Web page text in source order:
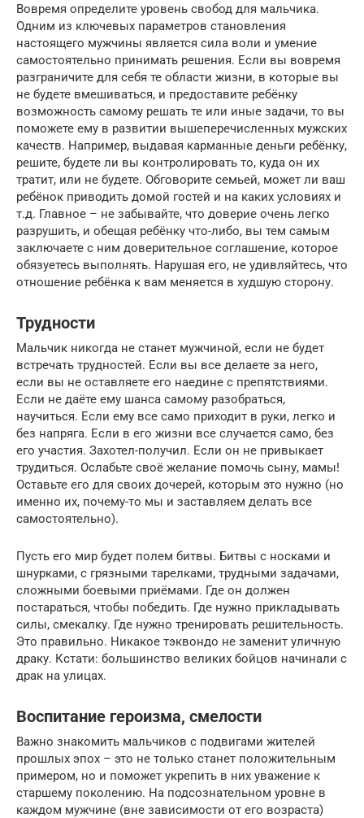
Вовремя определите уровень свобод для мальчика.
Одним из ключевых параметров становления
настоящего мужчины является сила воли и умение
самостоятельно принимать решения. Если вы вовремя
разграничите для себя те области жизни, в которые вы
не будете вмешиваться, и предоставите ребёнку
возможность самому решать те или иные задачи, то вы
поможете ему в развитии вышеперечисленных мужских
качеств. Например, выдавая карманные деньги ребёнку,
решите, будете ли вы контролировать то, куда он их
тратит, или не будете. Обговорите семьей, может ли ваш
ребёнок приводить домой гостей и на каких условиях и
т.д. Главное – не забывайте, что доверие очень легко
разрушить, и обещая ребёнку что-либо, вы тем самым
заключаете с ним доверительное соглашение, которое
обязуетесь выполнять. Нарушая его, не удивляйтесь, что
отношение ребёнка к вам меняется в худшую сторону.
Трудности
Мальчик никогда не станет мужчиной, если не будет
встречать трудностей. Если вы все делаете за него,
если вы не оставляете его наедине с препятствиями.
Если не даёте ему шанса самому разобраться,
научиться. Если ему все само приходит в руки, легко и
без напряга. Если в его жизни все случается само, без
его участия. Захотел-получил. Если он не привыкает
трудиться. Ослабьте своё желание помочь сыну, мамы!
Оставьте его для своих дочерей, которым это нужно (но
именно их, почему-то мы и заставляем делать все
самостоятельно).
Пусть его мир будет полем битвы. Битвы с носками и
шнурками, с грязными тарелками, трудными задачами,
сложными боевыми приёмами. Где он должен
постараться, чтобы победить. Где нужно прикладывать
силы, смекалку. Где нужно тренировать решительность.
Это правильно. Никакое тэквондо не заменит уличную
драку. Кстати: большинство великих бойцов начинали с
драк на улицах.
Воспитание героизма, смелости
Важно знакомить мальчиков с подвигами жителей
прошлых эпох – это не только станет положительным
примером, но и поможет укрепить в них уважение к
старшему поколению. На подсознательном уровне в
каждом мужчине (вне зависимости от его возраста)